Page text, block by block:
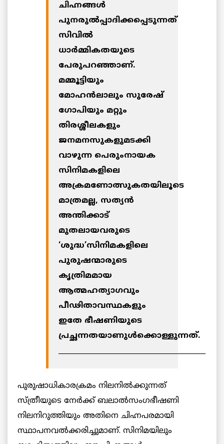
ചിഹ്നങ്ങള്‍
പുനരുല്‍പ്പാദിക്കപ്പെടുന്നത്
സിവില്‍
ധാര്‍മ്മികതയുടെ
പേരുപറഞ്ഞാണ്.
മമ്മൂട്ടിയും
മോഹന്‍ലാലും സുരേഷ്
ഗോപിയും മറ്റും
തിരശ്ശീലകളും
ജനമനസുകളുമടക്കി
വാഴുന്ന പെരുംനായക
സിനിമകളിലെ
അക്രമണോത്സുകതയിലൂടെ
മാത്രമല്ല, സത്യന്‍
അന്തിക്കാട്
മുതലായവരുടെ
‘ശുദ്ധ’സിനിമകളിലെ
പുരുഷന്മാരുടെ
കൃത്രിമമായ
ആത്മഹത്യാഗവും
പീഢിതാവസ്ഥകളും
ഇതേ ഭീഷണിയുടെ
പ്രച്ഛന്നതയാണുള്‍ക്കൊള്ളുന്നത്.
__________________________________________
പുരുഷാധികാരക്രമം നിലനില്‍ക്കുന്നത്
സ്ത്രീയുടെ നേര്‍ക്ക് ബലാല്‍സംഗഭീഷണി
നിലനിറുത്തിയും അതിനെ ചിഹ്നപരമായി
സ്ഥാപനവല്‍ക്കരിച്ചുമാണ്. സിനിമയിലും